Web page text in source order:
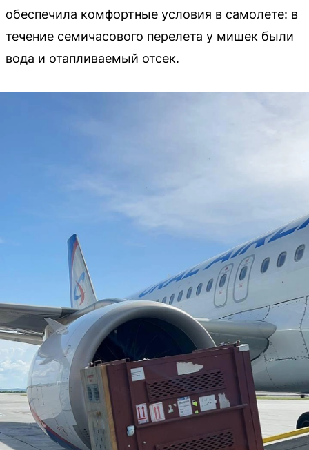
обеспечила комфортные условия в самолете: в
течение семичасового перелета у мишек были
вода и отапливаемый отсек.